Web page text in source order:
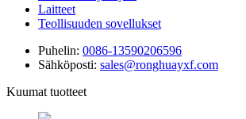
Laitteet
Teollisuuden sovellukset
Puhelin: 0086-13590206596
Sähköposti: sales@ronghuayxf.com
Kuumat tuotteet